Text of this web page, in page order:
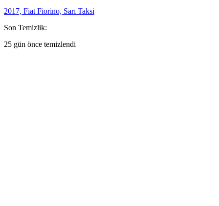
2017, Fiat Fiorino, Sarı Taksi
Son Temizlik:
25 gün önce temizlendi